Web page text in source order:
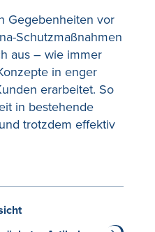
Gegebenheiten vor
Schutzmaßnahmen
aus – wie immer
in enger
erarbeitet. So
in bestehende
trotzdem effektiv